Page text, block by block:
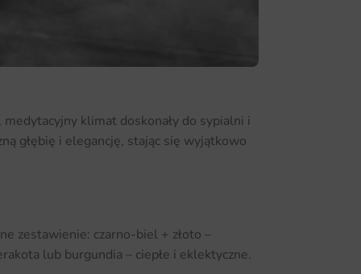
klimat doskonały do sypialni i
głębię i elegancję, stając się wyjątkowo
zestawienie: czarno-biel + złoto –
lub burgundia – ciepłe i eklektyczne.